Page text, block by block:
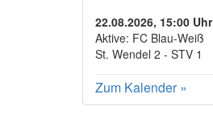
22.08.2026, 15:00 Uhr
Aktive: FC Blau-Weiß
St. Wendel 2 - STV 1
Zum Kalender »